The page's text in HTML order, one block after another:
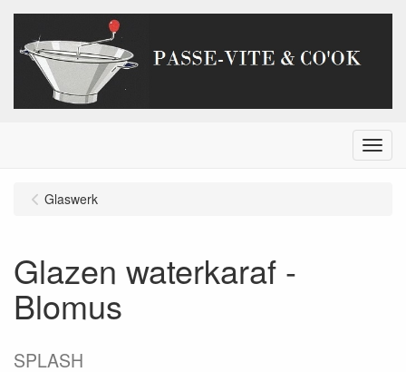
Menu
Glaswerk
Glazen waterkaraf -
Blomus
SPLASH